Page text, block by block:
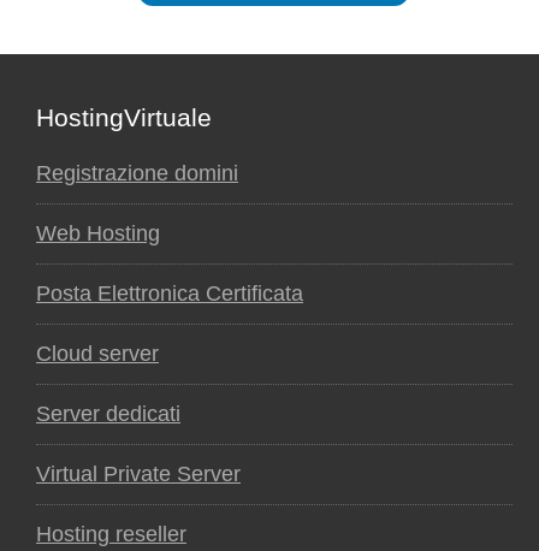
Footer
HostingVirtuale
Registrazione domini
Web Hosting
Posta Elettronica Certificata
Cloud server
Server dedicati
Virtual Private Server
Hosting reseller